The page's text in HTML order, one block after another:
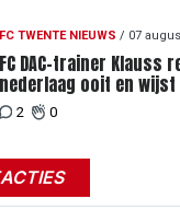
FC TWENTE NIEUWS / 07
FC DAC-trainer
nederlaag ooit en
selectiewaarden
2 0